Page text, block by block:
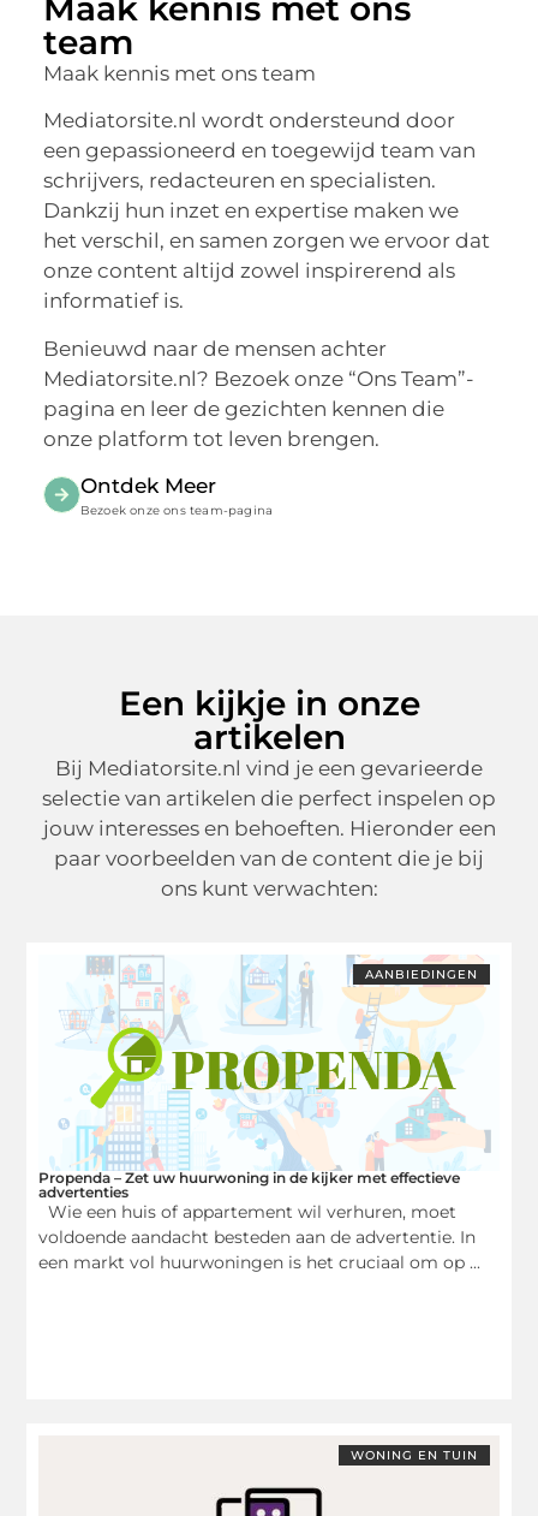
Maak kennis met ons
team
Maak kennis met ons team
Mediatorsite.nl wordt ondersteund door
een gepassioneerd en toegewijd team van
schrijvers, redacteuren en specialisten.
Dankzij hun inzet en expertise maken we
het verschil, en samen zorgen we ervoor dat
onze content altijd zowel inspirerend als
informatief is.
Benieuwd naar de mensen achter
Mediatorsite.nl? Bezoek onze “Ons Team”-
pagina en leer de gezichten kennen die
onze platform tot leven brengen.
Ontdek Meer
Bezoek onze ons team-pagina
Een kijkje in onze
artikelen
Bij Mediatorsite.nl vind je een gevarieerde
selectie van artikelen die perfect inspelen op
jouw interesses en behoeften. Hieronder een
paar voorbeelden van de content die je bij
ons kunt verwachten:
AANBIEDINGEN
Propenda – Zet uw huurwoning in de kijker met effectieve
advertenties
Wie een huis of appartement wil verhuren, moet
voldoende aandacht besteden aan de advertentie. In
een markt vol huurwoningen is het cruciaal om op ...
WONING EN TUIN